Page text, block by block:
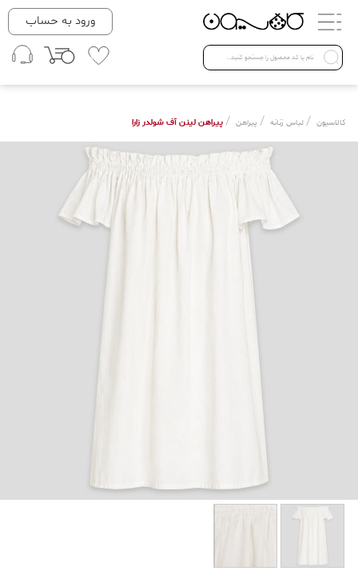
دسته بندی ها
Open submenu ( لباس زنانه )
لباس زنانه
لباس مردانه
Open submenu ( لباس کودک )
فروش ویژه
ورود به حساب
کالاسیون / لباس زنانه / پیراهن / پیراهن لینن آف شولدر زارا